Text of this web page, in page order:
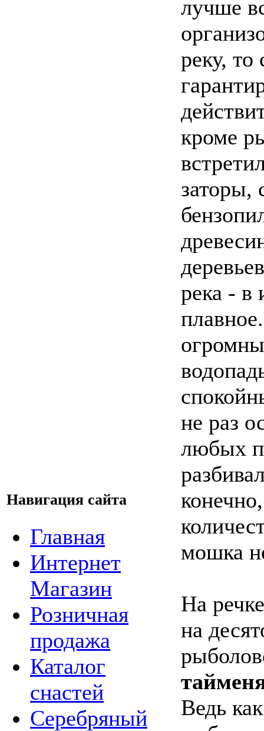
Навигация сайта
Главная
Интернет
Магазин
Розничная
продажа
Каталог
снастей
Серебряный
лучше
реку, то
кроме
заторы,
река - в
не раз
любых
мошка
На
на
Ведь